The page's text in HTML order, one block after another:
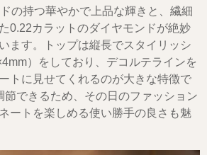
の持つ華やかで上品な輝きと、繊細
0.22カラットのダイヤモンドが絶妙
ます。トップは縦長でスタイリッシ
）をしており、デコルテラインを
トに見せてくれるのが大きな特徴で
節できるため、その日のファッション
ートを楽しめる使い勝手の良さも魅